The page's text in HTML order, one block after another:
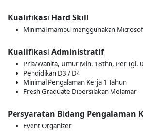
Kualifikasi Hard Skill
Minimal mampu menggunakan
Kualifikasi Administratif
Pria/Wanita, Umur Min. 18thn, Per Tgl.
Pendidikan D3 / D4
Minimal Pengalaman Kerja 1 Tahun
Fresh Graduate Dipersilakan Melamar
Persyaratan Bidang Pengalaman
Event Organizer